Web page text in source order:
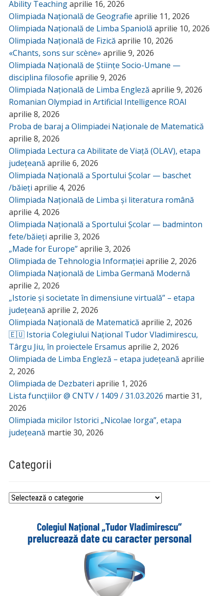
Ability Teachingaprilie 16, 2026
Olimpiada Națională de Geografie aprilie 11, 2026
Olimpiada Națională de Limba Spaniolă aprilie 10, 2026
Olimpiada Națională de Fizică aprilie 10, 2026
«Chants, sons sur scène» aprilie 9, 2026
Olimpiada Națională de Științe Socio-Umane —
disciplina filosofie aprilie 9, 2026
Olimpiada Națională de Limba Engleză aprilie 9, 2026
Romanian Olympiad in Artificial Intelligence ROAI
aprilie 8, 2026
Proba de baraj a Olimpiadei Naționale de Matematică
aprilie 8, 2026
Olimpiada Lectura ca Abilitate de Viață (OLAV), etapa
județeană aprilie 6, 2026
Olimpiada Națională a Sportului Școlar — baschet
/băieți aprilie 4, 2026
Olimpiada Națională de Limba și literatura română
aprilie 4, 2026
Olimpiada Națională a Sportului Școlar — badminton
fete/băieți aprilie 3, 2026
„Made for Europe”aprilie 3, 2026
Olimpiada de Tehnologia Informației aprilie 2, 2026
Olimpiada Națională de Limba Germană Modernă
aprilie 2, 2026
„Istorie și societate în dimensiune virtuală” – etapa
județeană aprilie 2, 2026
Olimpiada Națională de Matematică aprilie 2, 2026
🇪🇺 Istoria Colegiului Național Tudor Vladimirescu,
Târgu Jiu, în proiectele Ersamus aprilie 2, 2026
Olimpiada de Limba Engleză – etapa județeană aprilie
2, 2026
Olimpiada de Dezbateri aprilie 1, 2026
Lista funcțiilor @ CNTV / 1409 / 31.03.2026 martie 31,
2026
Olimpiada micilor Istorici „Nicolae Iorga”, etapa
județeană martie 30, 2026
Categorii
Categorii